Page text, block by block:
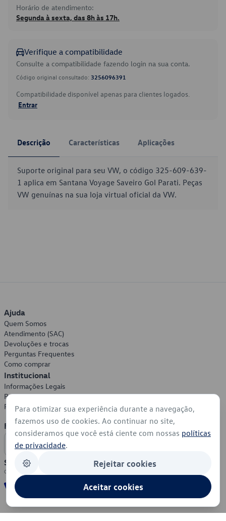
Horário de atendimento:
Segunda à sexta, das 8h às 17h.
Verifique a compatibilidade
Consulte a compatibilidade fazendo login na sua conta.
Código original consultado: 3256096391
Compatibilidade disponível apenas para clientes logados.
Entrar
Descrição Características Aplicações
Suporte original para seu VW, o código 325-609-639-
1 aplica em Santana Voyage Saveiro Gol Parati. Peças
VW genuínas na sua loja virtual oficial da VW.
Ajuda
Quem Somos
Atendimento (SAC)
Devoluções e trocas
Perguntas Frequentes
Como comprar
Institucional
Informações Legais
Política de Privacidade
Política de Cookies
Formas de Pagamento
Segurança
Para otimizar sua experiência durante a navegação,
fazemos uso de cookies. Ao continuar no site,
consideramos que você está ciente com nossas políticas
de privacidade.
Rejeitar cookies
Aceitar cookies